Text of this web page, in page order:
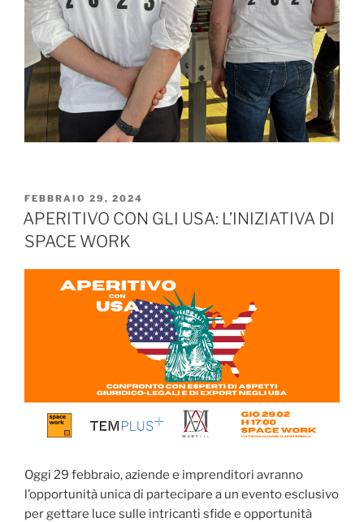
FEBBRAIO 29, 2024
APERITIVO CON GLI USA: L’INIZIATIVA DI
SPACE WORK
Oggi 29 febbraio, aziende e imprenditori avranno
l’opportunità unica di partecipare a un evento esclusivo
per gettare luce sulle intricanti sfide e opportunità